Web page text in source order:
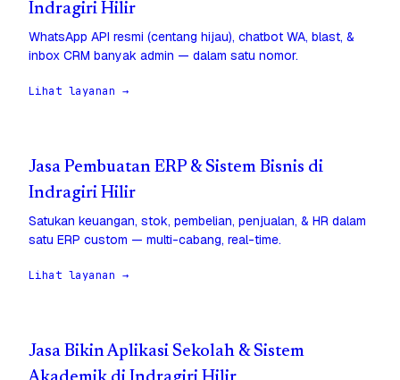
Indragiri Hilir
WhatsApp API resmi (centang hijau), chatbot WA, blast, &
inbox CRM banyak admin — dalam satu nomor.
Lihat layanan →
Jasa Pembuatan ERP & Sistem Bisnis di
Indragiri Hilir
Satukan keuangan, stok, pembelian, penjualan, & HR dalam
satu ERP custom — multi-cabang, real-time.
Lihat layanan →
Jasa Bikin Aplikasi Sekolah & Sistem